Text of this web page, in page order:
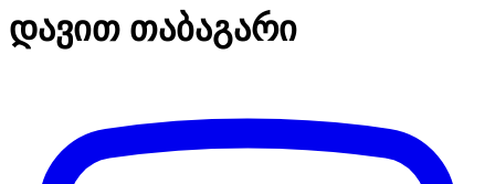
დავით თაბაგარი